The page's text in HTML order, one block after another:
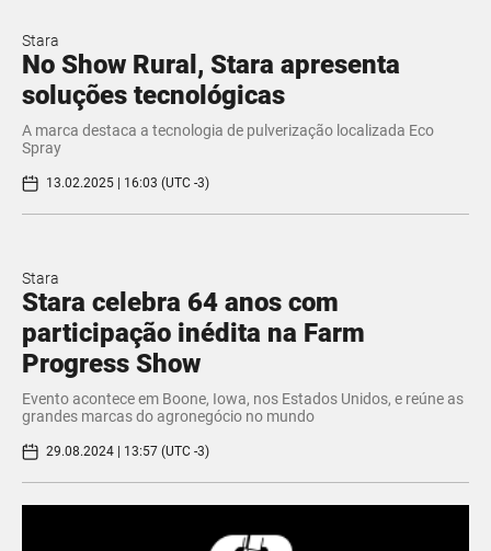
Stara
No Show Rural, Stara apresenta
soluções tecnológicas
A marca destaca a tecnologia de pulverização localizada Eco
Spray
13.02.2025 | 16:03 (UTC -3)
Stara
Stara celebra 64 anos com
participação inédita na Farm
Progress Show
Evento acontece em Boone, Iowa, nos Estados Unidos, e reúne as
grandes marcas do agronegócio no mundo
29.08.2024 | 13:57 (UTC -3)